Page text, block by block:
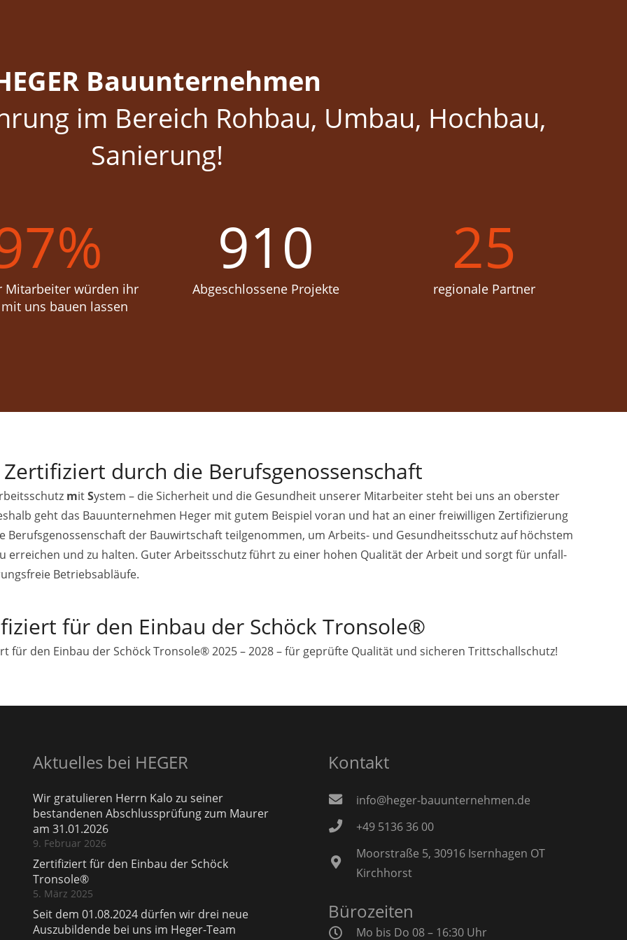
Bauunternehmen
im Bereich Rohbau, Umbau, Hochbau,
Sanierung!
%
Mitarbeiter würden ihr
uns bauen lassen
910
Abgeschlossene Projekte
25
regionale Partner
Zertifiziert durch die Berufsgenossenschaft
mitSystem – die Sicherheit und die Gesundheit unserer Mitarbeiter steht bei uns an oberster
geht das Bauunternehmen Heger mit gutem Beispiel voran und hat an einer freiwilligen Zertifizierung
Berufsgenossenschaft der Bauwirtschaft teilgenommen, um Arbeits- und Gesundheitsschutz auf höchstem
erreichen und zu halten. Guter Arbeitsschutz führt zu einer hohen Qualität der Arbeit und sorgt für unfall-
Betriebsabläufe.
für den Einbau der Schöck Tronsole®
für den Einbau der Schöck Tronsole® 2025 – 2028 – für geprüfte Qualität und sicheren Trittschallschutz!
Aktuelles bei HEGER
Wir gratulieren Herrn Kalo zu seiner
bestandenen Abschlussprüfung zum Maurer
am 31.01.2026
9. Februar 2026
Zertifiziert für den Einbau der Schöck
Tronsole®
5. März 2025
Seit dem 01.08.2024 dürfen wir drei neue
Auszubildende bei uns im Heger-Team
Kontakt
info@heger-bauunternehmen.de
+49 5136 36 00
Moorstraße 5, 30916 Isernhagen OT
Kirchhorst
Bürozeiten
Mo bis Do 08 – 16:30 Uhr